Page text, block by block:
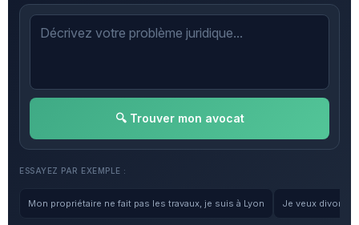
🔍 Trouver mon avocat
ESSAYEZ PAR EXEMPLE :
Mon propriétaire ne fait pas les travaux, je suis à Lyon Je veux